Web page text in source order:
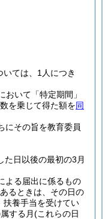
いては、1人につき
おいて「特定期間」
を乗じて得た額を同
にその旨を教育委員
た日以後の最初の3月
よる届出に係るもの
るときは、その日の
扶養手当を受けてい
する月(これらの日